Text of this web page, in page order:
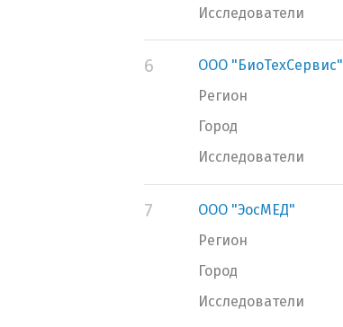
Исследователи
6
ООО "БиоТехСервис"
Регион
Город
Исследователи
7
ООО "ЭосМЕД"
Регион
Город
Исследователи